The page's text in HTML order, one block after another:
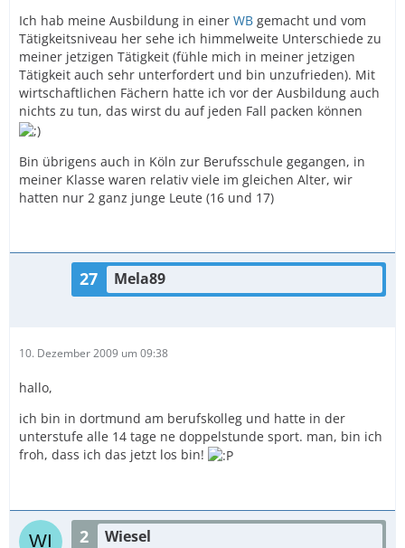
Ich hab meine Ausbildung in einer WB gemacht und vom
Tätigkeitsniveau her sehe ich himmelweite Unterschiede zu
meiner jetzigen Tätigkeit (fühle mich in meiner jetzigen
Tätigkeit auch sehr unterfordert und bin unzufrieden). Mit
wirtschaftlichen Fächern hatte ich vor der Ausbildung auch
nichts zu tun, das wirst du auf jeden Fall packen können
Bin übrigens auch in Köln zur Berufsschule gegangen, in
meiner Klasse waren relativ viele im gleichen Alter, wir
hatten nur 2 ganz junge Leute (16 und 17)
27 Mela89
10. Dezember 2009 um 09:38
hallo,
ich bin in dortmund am berufskolleg und hatte in der
unterstufe alle 14 tage ne doppelstunde sport. man, bin ich
froh, dass ich das jetzt los bin!
2 Wiesel